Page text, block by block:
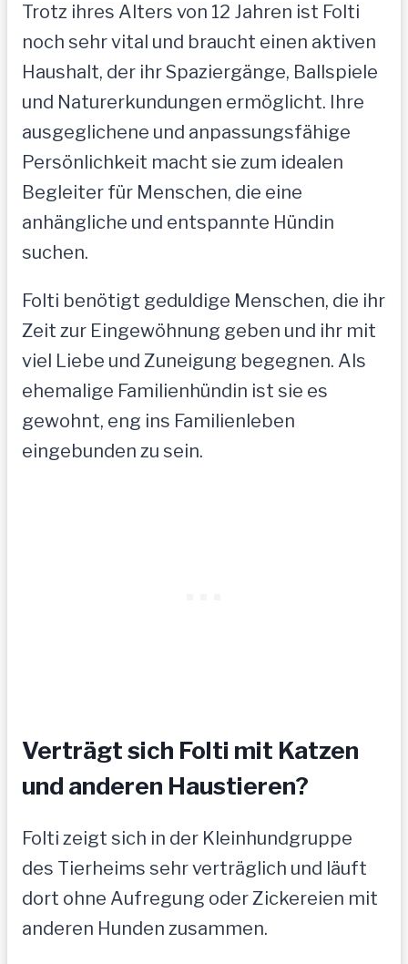
Trotz ihres Alters von 12 Jahren ist Folti
noch sehr vital und braucht einen aktiven
Haushalt, der ihr Spaziergänge, Ballspiele
und Naturerkundungen ermöglicht. Ihre
ausgeglichene und anpassungsfähige
Persönlichkeit macht sie zum idealen
Begleiter für Menschen, die eine
anhängliche und entspannte Hündin
suchen.
Folti benötigt geduldige Menschen, die ihr
Zeit zur Eingewöhnung geben und ihr mit
viel Liebe und Zuneigung begegnen. Als
ehemalige Familienhündin ist sie es
gewohnt, eng ins Familienleben
eingebunden zu sein.
Verträgt sich Folti mit Katzen
und anderen Haustieren?
Folti zeigt sich in der Kleinhundgruppe
des Tierheims sehr verträglich und läuft
dort ohne Aufregung oder Zickereien mit
anderen Hunden zusammen.